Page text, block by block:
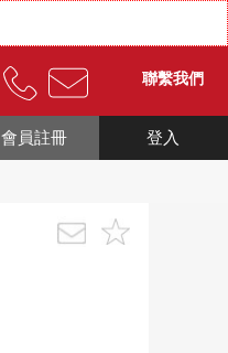
聯繫我們
登入
會員註冊